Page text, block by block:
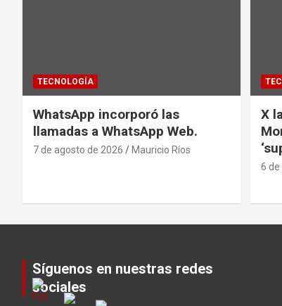
TECNOLOGÍA
WhatsApp incorporó las
llamadas a WhatsApp Web.
7 de agosto de 2026 Mauricio Ríos
X
6 de
Síguenos en nuestras redes
sociales